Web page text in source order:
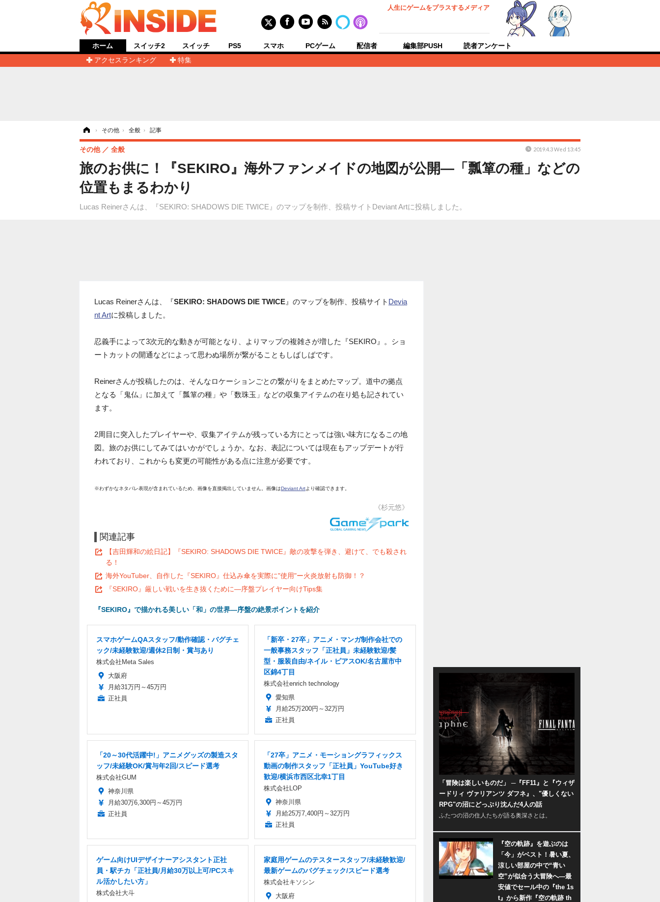
人生にゲームをプラスするメディア
ホーム
アクセスランキング
特集
スイッチ2 スイッチ PS5 スマホ PCゲーム 配信者 編集部PUSH 読者アンケート
› その他 › 全般 › 記事
旅のお供に！『SEKIRO』海外ファンメイドの地図が公開―「瓢箪の種」などの
位置もまるわかり
Lucas Reinerさんは、『SEKIRO: SHADOWS DIE TWICE』のマップを制作、投稿サイトDeviant Artに投稿しました。
その他 全般 2019.4.3 Wed 13:45
Lucas Reinerさんは、『SEKIRO: SHADOWS DIE TWICE 』のマップを制作、投稿サイト Devia
nt Artに投稿しました。
忍義手によって3次元的な動きが可能となり、よりマップの複雑さが増した『SEKIRO』。ショ
ートカットの開通などによって思わぬ場所が繋がることもしばしばです。
Reinerさんが投稿したのは、そんなロケーションごとの繋がりをまとめたマップ。道中の拠点
となる「鬼仏」に加えて「瓢箪の種」や「数珠玉」などの収集アイテムの在り処も記されてい
ます。
2周目に突入したプレイヤーや、収集アイテムが残っている方にとっては強い味方になるこの地
図。旅のお供にしてみてはいかがでしょうか。なお、表記については現在もアップデートが行
われており、これからも変更の可能性がある点に注意が必要です。
※わずかなネタバレ表現が含まれているため、画像を直接掲出していません。画像はDeviant Artより確認できます。
《杉元悠》
関連記事
【吉田輝和の絵日記】『SEKIRO: SHADOWS DIE TWICE』敵の攻撃を弾き、避けて、でも殺され
る！
海外YouTuber、自作した『SEKIRO』仕込み傘を実際に"使用"ー火炎放射も防御！？
『SEKIRO』厳しい戦いを生き抜くために―序盤プレイヤー向けTips集
『SEKIRO』で描かれる美しい「和」の世界―序盤の絶景ポイントを紹介
スマホゲームQAスタッフ/動作確認・バグチェ
ック/未経験歓迎/週休2日制・賞与あり
株式会社Meta Sales
大阪府
月給31万円～45万円
正社員
「新卒・27卒」アニメ・マンガ制作会社での
一般事務スタッフ「正社員」未経験歓迎/髪
型・服装自由/ネイル・ピアスOK/名古屋市中
区錦4丁目
株式会社enrich technology
愛知県
月給25万200円～32万円
正社員
「20～30代活躍中!」アニメグッズの製造スタ
ッフ/未経験OK/賞与年2回/スピード選考
株式会社GUM
神奈川県
月給30万6,300円～45万円
正社員
「27卒」アニメ・モーショングラフィックス
動画の制作スタッフ「正社員」YouTube好き
歓迎/横浜市西区北幸1丁目
株式会社LOP
神奈川県
月給25万7,400円～32万円
正社員
ゲーム向けUIデザイナーアシスタント正社
員・駅チカ「正社員/月給30万以上可/PCスキ
ル活かしたい方」
株式会社大斗
家庭用ゲームのテスタースタッフ/未経験歓迎/
最新ゲームのバグチェック/スピード選考
株式会社キソシン
大阪府
「冒険は楽しいものだ」 ─『FF11』と『ウィザ
ードリィ ヴァリアンツ ダフネ』、"優しくない
RPG"の沼にどっぷり沈んだ4人の話
ふたつの沼の住人たちが語る奥深さとは。
『空の軌跡』を遊ぶのは
「今」がベスト！暑い夏、
涼しい部屋の中で“青い
空”が似合う大冒険へ―最
安値でセール中の『the 1s
t』から新作『空の軌跡 th